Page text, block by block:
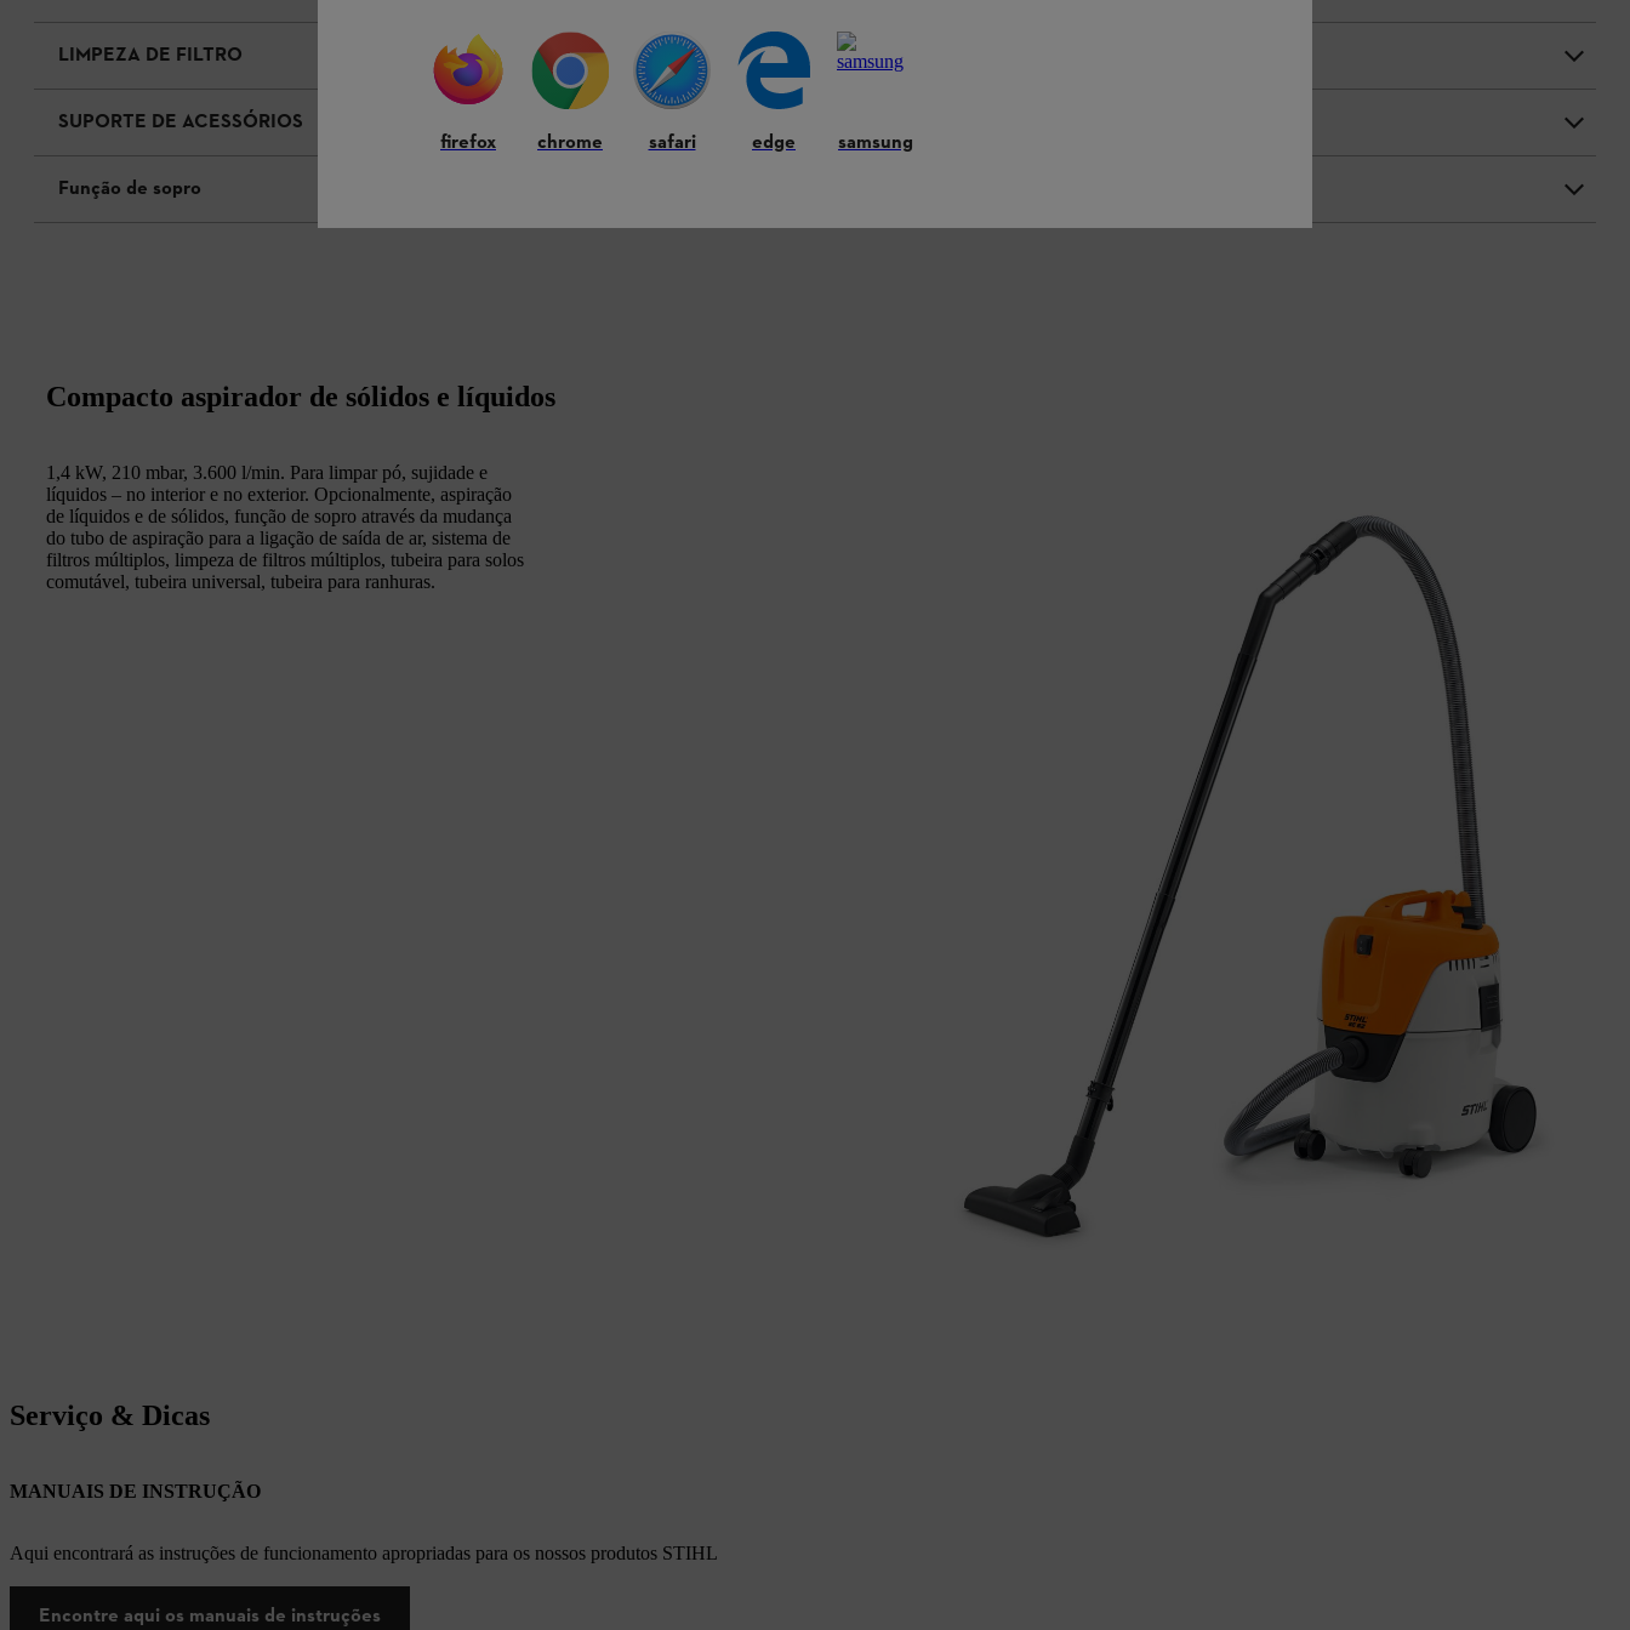
LIMPEZA DE FILTRO
SUPORTE DE ACESSÓRIOS
Função de sopro
Compacto aspirador de sólidos e líquidos
1,4 kW, 210 mbar, 3.600 l/min. Para limpar pó, sujidade e
líquidos – no interior e no exterior. Opcionalmente, aspiração
de líquidos e de sólidos, função de sopro através da mudança
do tubo de aspiração para a ligação de saída de ar, sistema de
filtros múltiplos, limpeza de filtros múltiplos, tubeira para solos
comutável, tubeira universal, tubeira para ranhuras.
Serviço & Dicas
MANUAIS DE INSTRUÇÃO
Aqui encontrará as instruções de funcionamento apropriadas para os nossos produtos STIHL
Encontre aqui os manuais de instruções
firefox chrome safari edge samsung